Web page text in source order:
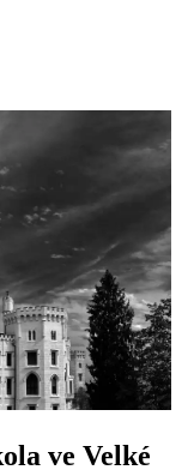
ve Velké